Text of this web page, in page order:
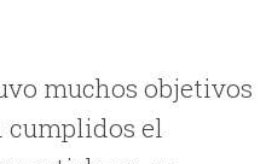
muchos objetivos
cumplidos el